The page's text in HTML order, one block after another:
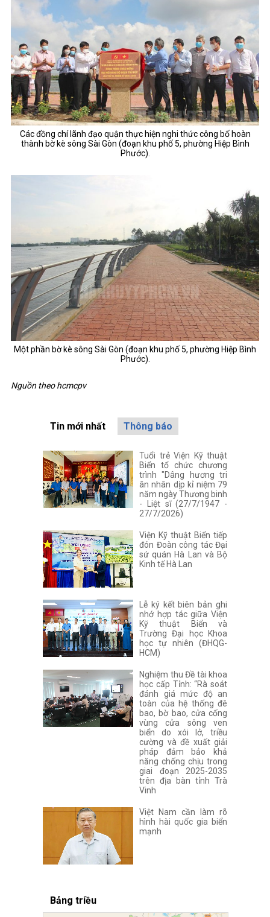
Các đồng chí lãnh đạo quận thực hiện nghi thức công bố hoàn
thành bờ kè sông Sài Gòn (đoạn khu phố 5, phường Hiệp Bình
Phước).
Một phần bờ kè sông Sài Gòn (đoạn khu phố 5, phường Hiệp Bình
Phước).
Nguồn theo hcmcpv
Tin mới nhất Thông báo
Tuổi trẻ Viện Kỹ thuật
Biển tổ chức chương
trình "Dâng hương tri
ân nhân dịp kỉ niệm 79
năm ngày Thương binh
- Liệt sĩ (27/7/1947 -
27/7/2026)
Viện Kỹ thuật Biển tiếp
đón Đoàn công tác Đại
sứ quán Hà Lan và Bộ
Kinh tế Hà Lan
Lễ ký kết biên bản ghi
nhớ hợp tác giữa Viện
Kỹ thuật Biển và
Trường Đại học Khoa
học tự nhiên (ĐHQG-
HCM)
Nghiệm thu Đề tài khoa
học cấp Tỉnh: “Rà soát
đánh giá mức độ an
toàn của hệ thống đê
bao, bờ bao, cửa cống
vùng cửa sông ven
biển do xói lở, triều
cường và đề xuất giải
pháp đảm bảo khả
năng chống chịu trong
giai đoạn 2025-2035
trên địa bàn tỉnh Trà
Vinh
Việt Nam cần làm rõ
hình hài quốc gia biển
mạnh
Bảng triều